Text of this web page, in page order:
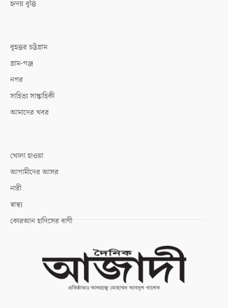
হৃদয় বৃত্তি
বৃহত্তর চট্টগ্রাম
গ্রাম-গঞ্জ
নগর
সাহিত্য সাপ্তাহিকী
আমাদের খবর
খোলা হাওয়া
আগামীদের আসর
নারী
স্বাস্থ্য
কোরআন হাদিসের বাণী